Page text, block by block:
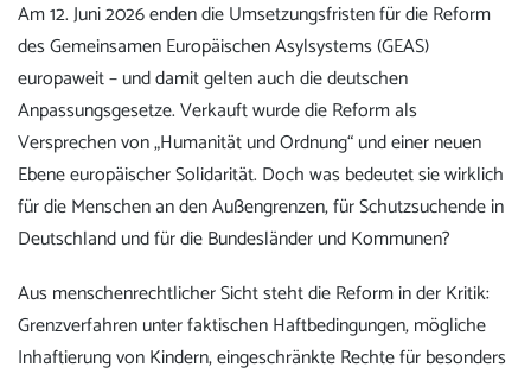
Am 12. Juni 2026 enden die Umsetzungsfristen für die Reform
des Gemeinsamen Europäischen Asylsystems (GEAS)
europaweit – und damit gelten auch die deutschen
Anpassungsgesetze. Verkauft wurde die Reform als
Versprechen von „Humanität und Ordnung“ und einer neuen
Ebene europäischer Solidarität. Doch was bedeutet sie wirklich
für die Menschen an den Außengrenzen, für Schutzsuchende in
Deutschland und für die Bundesländer und Kommunen?
Aus menschenrechtlicher Sicht steht die Reform in der Kritik:
Grenzverfahren unter faktischen Haftbedingungen, mögliche
Inhaftierung von Kindern, eingeschränkte Rechte für besonders